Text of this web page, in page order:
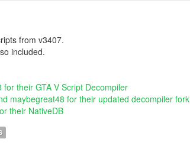
from v3407.
included.
their GTA V Script Decompiler
maybegreat48 for their updated decompiler fork
their NativeDB